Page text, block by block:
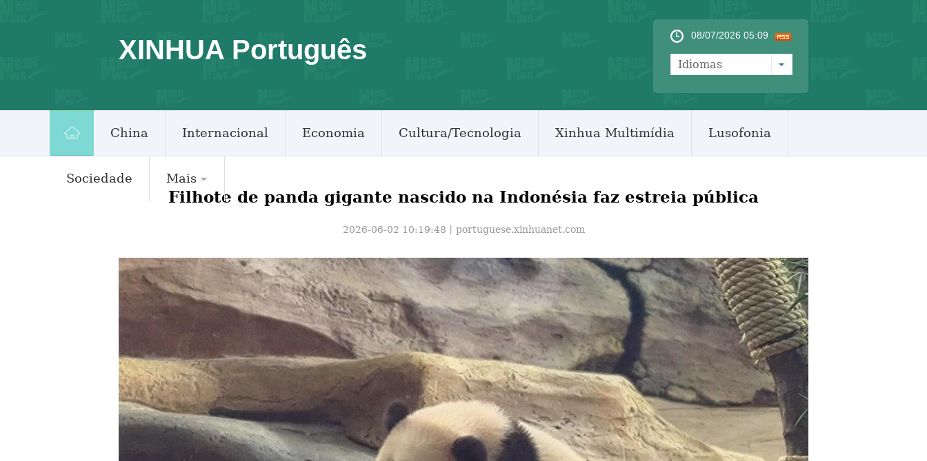
XINHUA Português 08/07/2026 05:09
Idiomas
China Internacional Economia Cultura/Tecnologia Xinhua Multimídia Lusofonia
Sociedade Mais
Filhote de panda gigante nascido na Indonésia faz estreia pública
2026-06-02 10:19:48丨 portuguese.xinhuanet.com